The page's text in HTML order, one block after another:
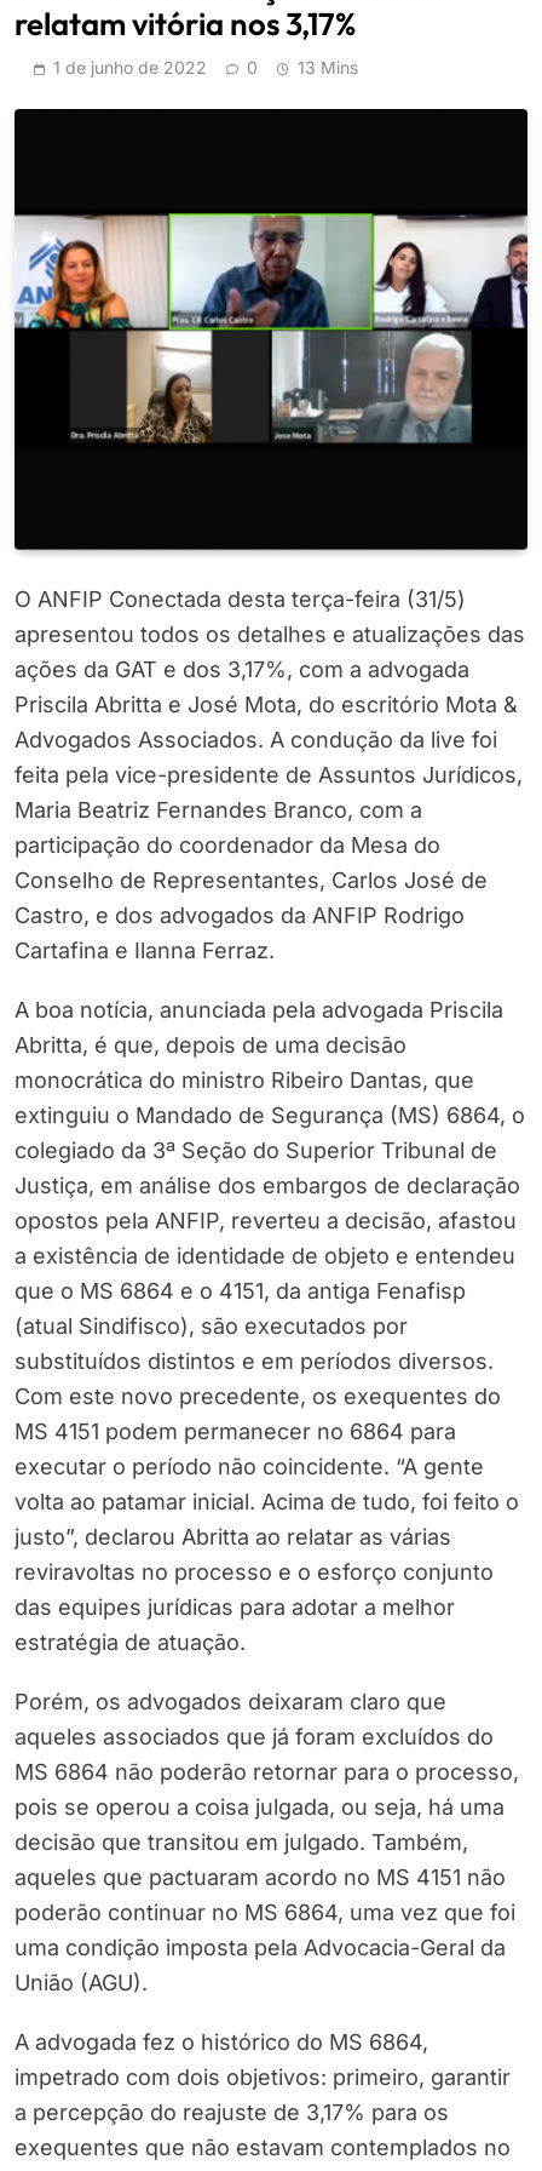
relatam vitória nos 3,17%
1 de junho de 2022 0 13 Mins
O ANFIP Conectada desta terça-feira (31/5)
apresentou todos os detalhes e atualizações das
ações da GAT e dos 3,17%, com a advogada
Priscila Abritta e José Mota, do escritório Mota &
Advogados Associados. A condução da live foi
feita pela vice-presidente de Assuntos Jurídicos,
Maria Beatriz Fernandes Branco, com a
participação do coordenador da Mesa do
Conselho de Representantes, Carlos José de
Castro, e dos advogados da ANFIP Rodrigo
Cartafina e Ilanna Ferraz.
A boa notícia, anunciada pela advogada Priscila
Abritta, é que, depois de uma decisão
monocrática do ministro Ribeiro Dantas, que
extinguiu o Mandado de Segurança (MS) 6864, o
colegiado da 3ª Seção do Superior Tribunal de
Justiça, em análise dos embargos de declaração
opostos pela ANFIP, reverteu a decisão, afastou
a existência de identidade de objeto e entendeu
que o MS 6864 e o 4151, da antiga Fenafisp
(atual Sindifisco), são executados por
substituídos distintos e em períodos diversos.
Com este novo precedente, os exequentes do
MS 4151 podem permanecer no 6864 para
executar o período não coincidente. “A gente
volta ao patamar inicial. Acima de tudo, foi feito o
justo”, declarou Abritta ao relatar as várias
reviravoltas no processo e o esforço conjunto
das equipes jurídicas para adotar a melhor
estratégia de atuação.
Porém, os advogados deixaram claro que
aqueles associados que já foram excluídos do
MS 6864 não poderão retornar para o processo,
pois se operou a coisa julgada, ou seja, há uma
decisão que transitou em julgado. Também,
aqueles que pactuaram acordo no MS 4151 não
poderão continuar no MS 6864, uma vez que foi
uma condição imposta pela Advocacia-Geral da
União (AGU).
A advogada fez o histórico do MS 6864,
impetrado com dois objetivos: primeiro, garantir
a percepção do reajuste de 3,17% para os
exequentes que não estavam contemplados no